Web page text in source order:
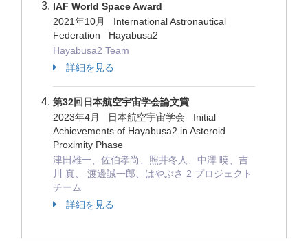
IAF World Space Award
2021年10月 International Astronautical
Federation Hayabusa2
Hayabusa2 Team
詳細を見る
第32回日本航空宇宙学会論文賞
2023年4月 日本航空宇宙学会 Initial
Achievements of Hayabusa2 in Asteroid
Proximity Phase
津田雄一、佐伯孝尚、照井冬人、中澤 暁、吉
川 真、 渡邊誠一郎、はやぶさ 2 プロジェクト
チーム
詳細を見る